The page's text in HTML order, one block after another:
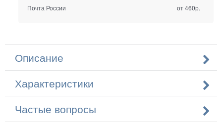
Почта России
от 460р.
Описание
Характеристики
Частые вопросы